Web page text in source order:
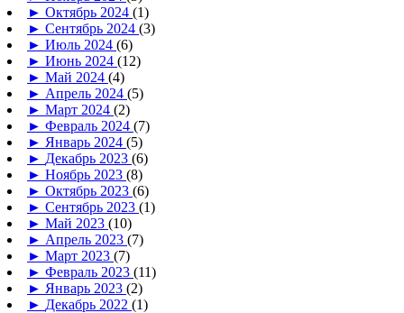
► Октябрь 2024 (1)
► Сентябрь 2024 (3)
► Июль 2024 (6)
► Июнь 2024 (12)
► Май 2024 (4)
► Апрель 2024 (5)
► Март 2024 (2)
► Февраль 2024 (7)
► Январь 2024 (5)
► Декабрь 2023 (6)
► Ноябрь 2023 (8)
► Октябрь 2023 (6)
► Сентябрь 2023 (1)
► Май 2023 (10)
► Апрель 2023 (7)
► Март 2023 (7)
► Февраль 2023 (11)
► Январь 2023 (2)
► Декабрь 2022 (1)